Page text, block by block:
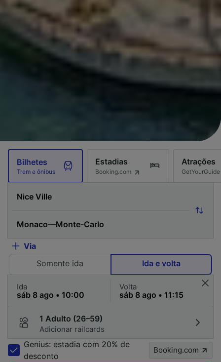
Bilhetes
Trem e ônibus
Estadias
Booking.com
Atrações
GetYourGuide
Via
Somente ida
Ida e volta
Ida Volta
1 Adulto (26–59)
Adicionar railcards
Genius: estadia com 20% de
desconto
Booking.com